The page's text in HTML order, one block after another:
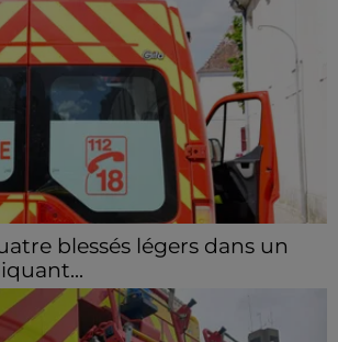
blessés légers dans un
fortement perturbée ce samedi
à hauteur de Barjouville à la